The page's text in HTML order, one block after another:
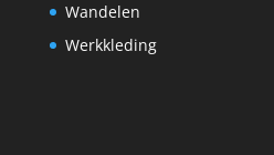
Wandelen
Werkkleding